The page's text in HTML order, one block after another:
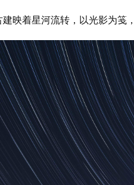
映着星河流转，以光影为笺